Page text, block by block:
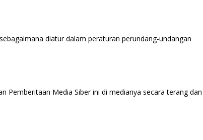
diatur dalam peraturan perundang-undangan
Pemberitaan Media Siber ini di medianya secara terang dan